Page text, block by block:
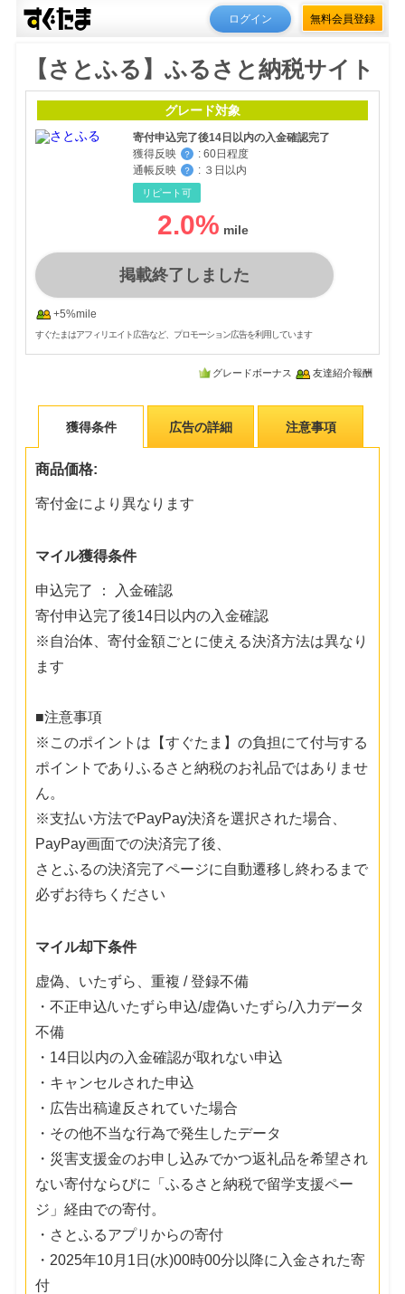
ログイン 無料会員登録
【さとふる】ふるさと納税サイト
グレード対象
寄付申込完了後14日以内の入金確認完了
獲得反映
？ : 60日程度
通帳反映
？ : ３日以内
リピート可
2.0%
掲載終了しました
+5%mile
すぐたまはアフィリエイト広告など、プロモーション広告を利用しています
グレードボーナス 友達紹介報酬
獲得条件 広告の詳細 注意事項
商品価格:
寄付金により異なります
マイル獲得条件
申込完了 ： 入金確認
寄付申込完了後14日以内の入金確認
※自治体、寄付金額ごとに使える決済方法は異なり
ます
■注意事項
※このポイントは【すぐたま】の負担にて付与する
ポイントでありふるさと納税のお礼品ではありませ
ん。
※支払い方法でPayPay決済を選択された場合、
PayPay画面での決済完了後、
さとふるの決済完了ページに自動遷移し終わるまで
必ずお待ちください
マイル却下条件
虚偽、いたずら、重複 / 登録不備
・不正申込/いたずら申込/虚偽いたずら/入力データ
不備
・14日以内の入金確認が取れない申込
・キャンセルされた申込
・広告出稿違反されていた場合
・その他不当な行為で発生したデータ
・災害支援金のお申し込みでかつ返礼品を希望され
ない寄付ならびに「ふるさと納税で留学支援ペー
ジ」経由での寄付。
・さとふるアプリからの寄付
・2025年10月1日(水)00時00分以降に入金された寄
付